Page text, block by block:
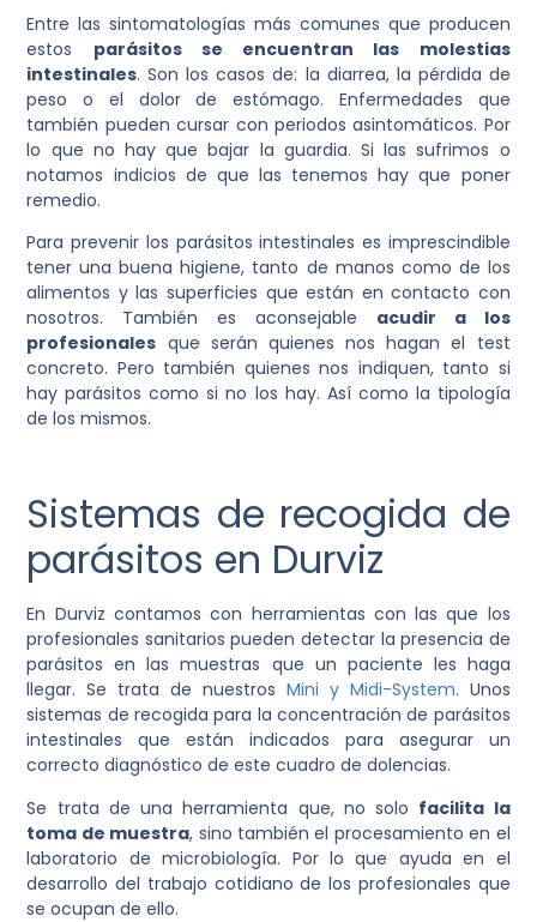
Entre las sintomatologías más comunes que producen
estos parásitos se encuentran las molestias
intestinales. Son los casos de: la diarrea, la pérdida de
peso o el dolor de estómago. Enfermedades que
también pueden cursar con periodos asintomáticos. Por
lo que no hay que bajar la guardia. Si las sufrimos o
notamos indicios de que las tenemos hay que poner
remedio.
Para prevenir los parásitos intestinales es imprescindible
tener una buena higiene, tanto de manos como de los
alimentos y las superficies que están en contacto con
nosotros. También es aconsejable acudir a los
profesionales que serán quienes nos hagan el test
concreto. Pero también quienes nos indiquen, tanto si
hay parásitos como si no los hay. Así como la tipología
de los mismos.
Sistemas de recogida de
parásitos en Durviz
En Durviz contamos con herramientas con las que los
profesionales sanitarios pueden detectar la presencia de
parásitos en las muestras que un paciente les haga
llegar. Se trata de nuestros Mini y Midi-System. Unos
sistemas de recogida para la concentración de parásitos
intestinales que están indicados para asegurar un
correcto diagnóstico de este cuadro de dolencias.
Se trata de una herramienta que, no solo facilita la
toma de muestra, sino también el procesamiento en el
laboratorio de microbiología. Por lo que ayuda en el
desarrollo del trabajo cotidiano de los profesionales que
se ocupan de ello.